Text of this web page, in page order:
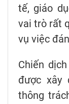
tế, giáo
vai trò rất
vụ việc
Chiến
được xây
thông